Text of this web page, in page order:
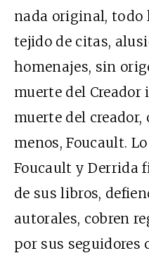
nada original, todo
tejido de citas,
homenajes, sin
muerte del
muerte del creador,
menos, Foucault.
Foucault y Derrida
de sus libros,
autorales, cobren
por sus seguidores